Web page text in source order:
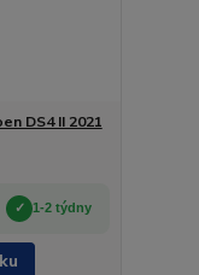
DS4 II 2021
1-2 týdny